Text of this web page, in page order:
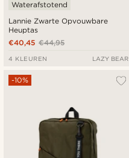
Lannie Zwarte Opvouwbare
Heuptas
Waterafstotend
€44,95
€40,45
4 KLEUREN LAZY BEAR
-10%